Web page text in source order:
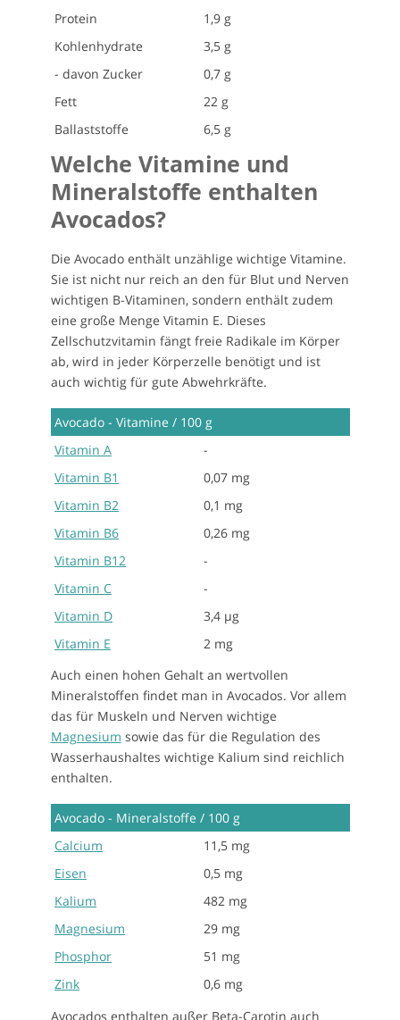
Protein
1,9 g
Kohlenhydrate
3,5 g
- davon Zucker
0,7 g
Fett
22 g
Ballaststoffe
6,5 g
Welche Vitamine und
Mineralstoffe enthalten
Avocados?
Die Avocado enthält unzählige wichtige Vitamine.
Sie ist nicht nur reich an den für Blut und Nerven
wichtigen B-Vitaminen, sondern enthält zudem
eine große Menge Vitamin E. Dieses
Zellschutzvitamin fängt freie Radikale im Körper
ab, wird in jeder Körperzelle benötigt und ist
auch wichtig für gute Abwehrkräfte.
Avocado - Vitamine / 100 g
Vitamin A
-
Vitamin B1
0,07 mg
Vitamin B2
0,1 mg
Vitamin B6
0,26 mg
Vitamin B12
-
Vitamin C
-
Vitamin D
3,4 µg
Vitamin E
2 mg
Auch einen hohen Gehalt an wertvollen
Mineralstoffen findet man in Avocados. Vor allem
das für Muskeln und Nerven wichtige
Magnesium sowie das für die Regulation des
Wasserhaushaltes wichtige Kalium sind reichlich
enthalten.
Avocado - Mineralstoffe / 100 g
Calcium
11,5 mg
Eisen
0,5 mg
Kalium
482 mg
Magnesium
29 mg
Phosphor
51 mg
Zink
0,6 mg
Avocados enthalten außer Beta-Carotin auch